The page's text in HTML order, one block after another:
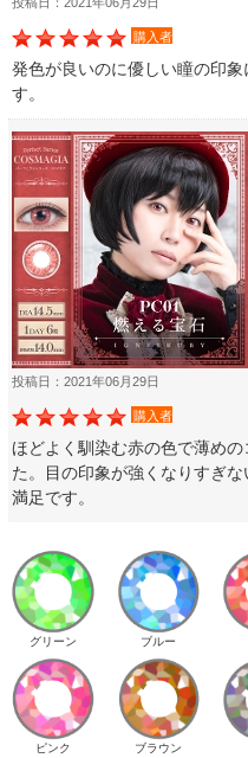
購入者
発色が良いのに優しい瞳の印
す。
投稿日：2021年06月29日
購入者
ほどよく馴染む赤の色で薄め
た。目の印象が強くなりすぎ
満足です。
グリーン ブルー
ピンク ブラウン